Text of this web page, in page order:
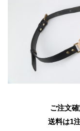
ご注文
送料は1